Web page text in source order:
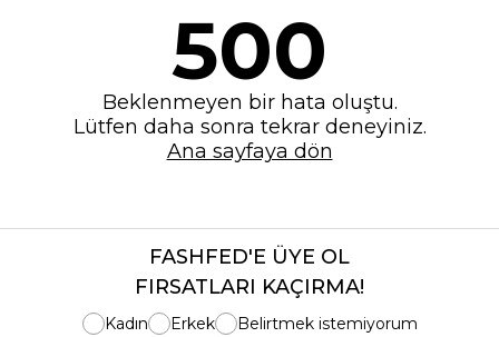
500
Beklenmeyen bir hata oluştu.
Lütfen daha sonra tekrar deneyiniz.
Ana sayfaya dön
FASHFED'E ÜYE OL
FIRSATLARI KAÇIRMA!
Kadın Erkek
Belirtmek istemiyorum